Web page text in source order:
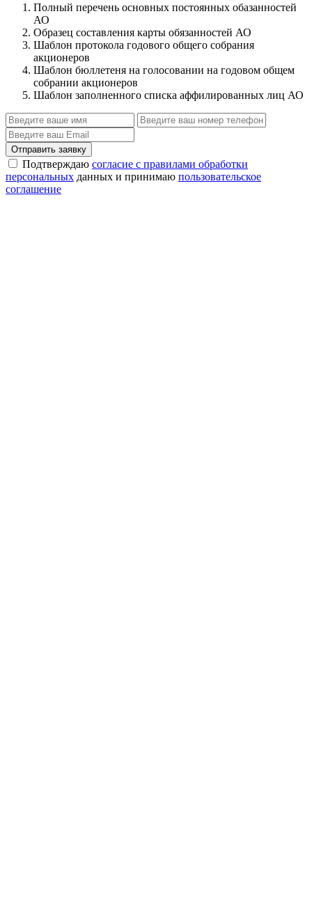
Полный перечень основных постоянных обазанностей
АО
Образец составления карты обязанностей АО
Шаблон протокола годового общего собрания
акционеров
Шаблон бюллетеня на голосовании на годовом общем
собрании акционеров
Шаблон заполненного списка аффилированных лиц АО
Отправить заявку
Подтверждаю согласие с правилами обработки
персональных данных и принимаю пользовательское
соглашение